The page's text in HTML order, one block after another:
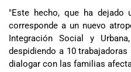
"Este hecho, que ha dejado
corresponde a un nuevo
Integración Social y
despidiendo a 10
dialogar con las familias